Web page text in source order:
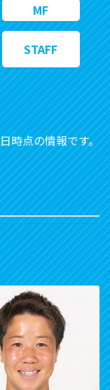
MF
STAFF
時点の情報です。